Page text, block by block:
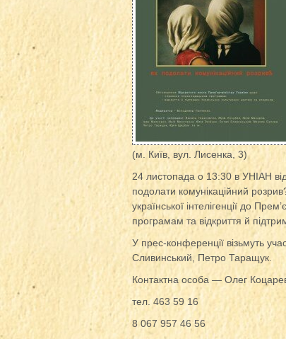
(м. Київ, вул. Лисенка, 3)
24 листопада о 13:30 в УНІАН
подолати комунікаційний
української інтелігенції до
програмам та відкриття й
У прес-конференції візьмуть
Сливинський, Петро Таращук.
Контактна особа — Олег
тел. 463 59 16
8 067 957 46 56